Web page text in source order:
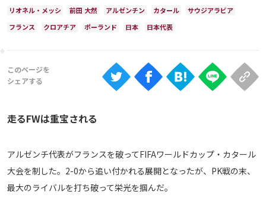
About
iOS Apps
リオネル・メッシ 前田 大然 アルゼンチン カタール
サウジアラビア
フランス
クロアチア ポーランド 日本 日本代表
走るFWは重宝される
アルゼンチ代表がフランスを破ってFIFAワールドカップ・カタール
大会を制した。2-0から追い付かれる展開となったが、PK戦の末、
最大のライバルを打ち破って栄光を掴んだ。